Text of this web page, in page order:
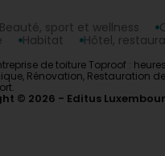
Beauté, sport et wellness
Habitat Hôtel,
de toiture Toproof :
Rénovation, Restauration
© 2026 Editus